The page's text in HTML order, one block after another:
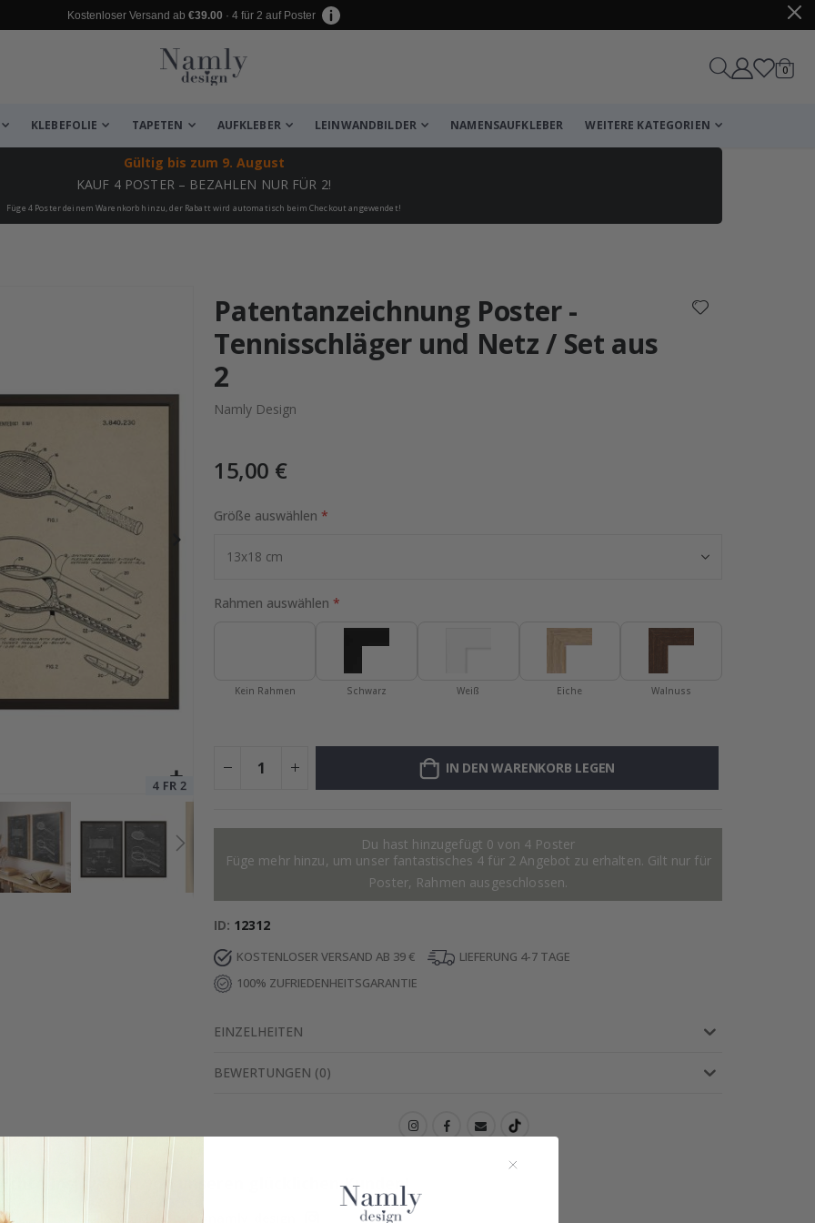
Kostenloser Versand ab €39.00 · 4 für 2 auf Poster
Wagen
0
KLEBEFOLIE TAPETEN AUFKLEBER LEINWANDBILDER NAMENSAUFKLEBER WEITERE KATEGORIEN
Gültig bis zum 9. August
KAUF 4 POSTER – BEZAHLEN NUR FÜR 2!
Füge 4 Poster deinem Warenkorb hinzu, der Rabatt wird automatisch beim Checkout angewendet!
Patentanzeichnung Poster -
Tennisschläger und Netz / Set aus
2
Namly Design
15,00 €
Größe auswählen
Rahmen auswählen
Kein Rahmen Schwarz Weiß Eiche Walnuss
IN DEN WARENKORB LEGEN
Du hast hinzugefügt 0 von 4 Poster
Füge mehr hinzu, um unser fantastisches 4 für 2 Angebot zu erhalten. Gilt nur für
Poster, Rahmen ausgeschlossen.
ID 12312
KOSTENLOSER VERSAND AB 39 €
LIEFERUNG 4-7 TAGE
100% ZUFRIEDENHEITSGARANTIE
EINZELHEITEN
BEWERTUNGEN (0)
Echte Inspiration von unseren glücklichen Kunden!
Teile dein Bild mit #namly_design